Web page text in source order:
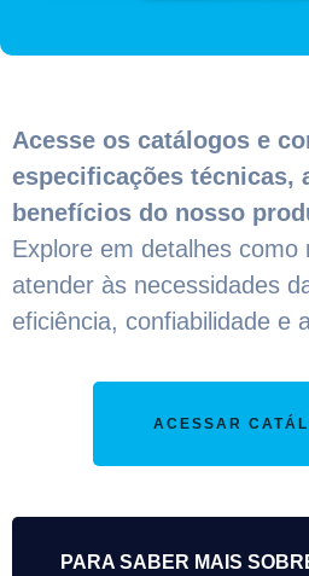
Acesse os catálogos e
especificações técnicas,
benefícios do nosso
Explore em detalhes como
atender às necessidades
eficiência, confiabilidade e
ACESSAR
PARA SABER MAIS